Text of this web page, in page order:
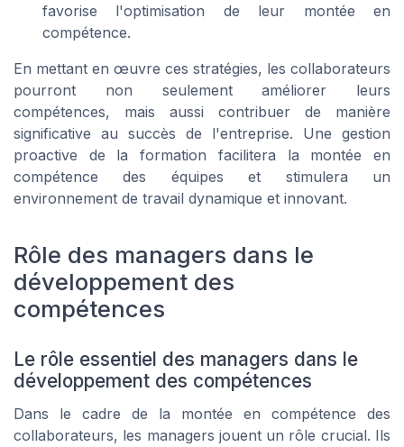
favorise l'optimisation de leur montée en
compétence.
En mettant en œuvre ces stratégies, les collaborateurs
pourront non seulement améliorer leurs
compétences, mais aussi contribuer de manière
significative au succès de l'entreprise. Une gestion
proactive de la formation facilitera la montée en
compétence des équipes et stimulera un
environnement de travail dynamique et innovant.
Rôle des managers dans le
développement des
compétences
Le rôle essentiel des managers dans le
développement des compétences
Dans le cadre de la montée en compétence des
collaborateurs, les managers jouent un rôle crucial. Ils